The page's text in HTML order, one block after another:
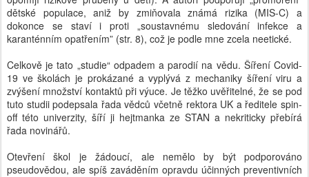
dětské populace, aniž by zmiňovala známá rizika (MIS-C) a
dokonce se staví i proti „soustavnému sledování infekce a
karanténním opatřením” (str. 8), což je podle mne zcela neetické.
Celkově je tato „studie“ odpadem a parodií na vědu. Šíření Covid-
19 ve školách je prokázané a vyplývá z mechaniky šíření viru a
zvýšení množství kontaktů při výuce. Je těžko uvěřitelné, že se pod
tuto studii podepsala řada vědců včetně rektora UK a ředitele spin-
off této univerzity, šíří ji hejtmanka ze STAN a nekriticky přebírá
řada novinářů.
Otevření škol je žádoucí, ale nemělo by být podporováno
pseudovědou, ale spíš zaváděním opravdu účinných preventivních